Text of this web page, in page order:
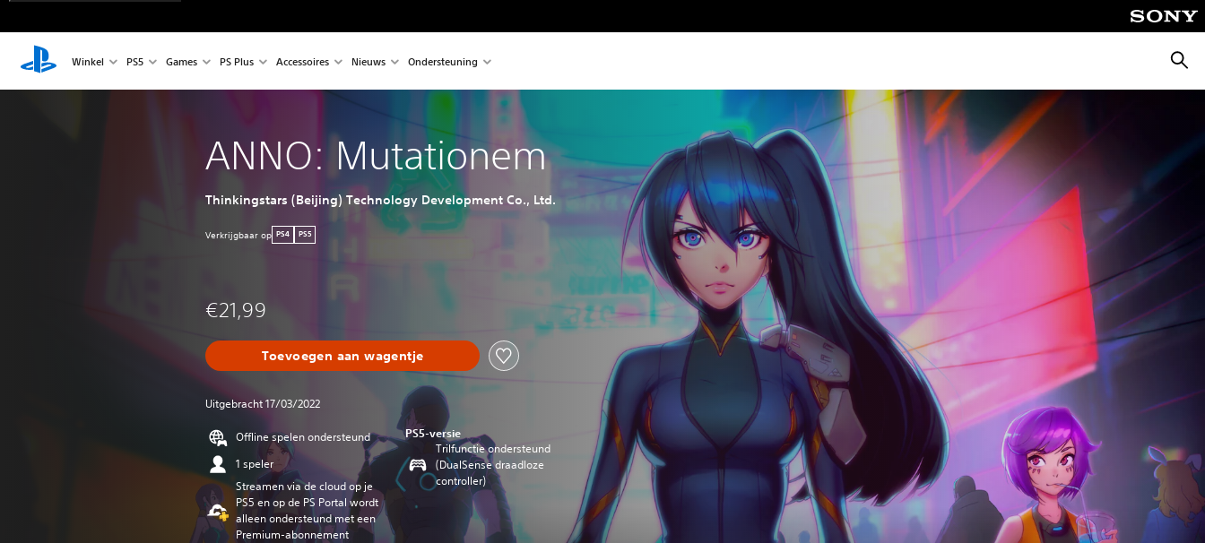
Winkel PS5 Games PS Plus Accessoires Nieuws Ondersteuning
ANNO: Mutationem
Thinkingstars (Beijing) Technology Development Co., Ltd.
Verkrijgbaar op PS4 PS5
€21,99
Toevoegen aan wagentje
Uitgebracht 17/03/2022
Offline spelen ondersteund
1 speler
Streamen via de cloud op je
PS5 en op de PS Portal wordt
alleen ondersteund met een
Premium-abonnement
PS5-versie
Trilfunctie ondersteund
(DualSense draadloze
controller)